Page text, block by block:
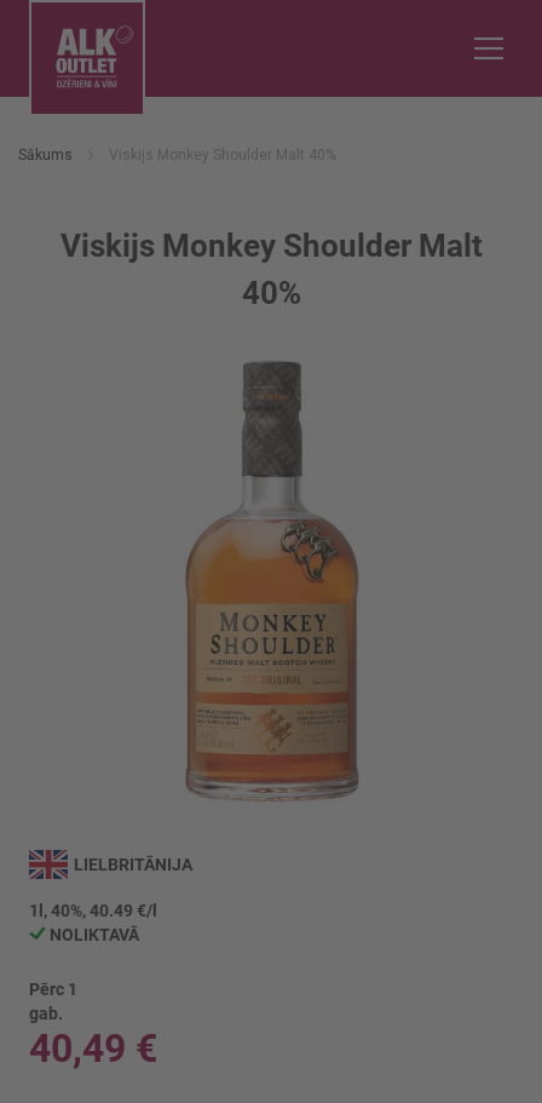
Sākums Viskijs Monkey Shoulder Malt 40%
Viskijs Monkey Shoulder Malt
40%
uz
galerijas
sākumu
LIELBRITĀNIJA
1l, 40%, 40.49 €/l
NOLIKTAVĀ
Pērc 1
gab.
40,49 €